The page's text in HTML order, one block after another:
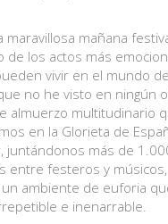
maravillosa mañana
de los actos más
vivir en el mundo
no he visto en ningún
almuerzo multitudinario
en la Glorieta de
juntándonos más de
entre festeros y músicos,
ambiente de euforia
e inenarrable.